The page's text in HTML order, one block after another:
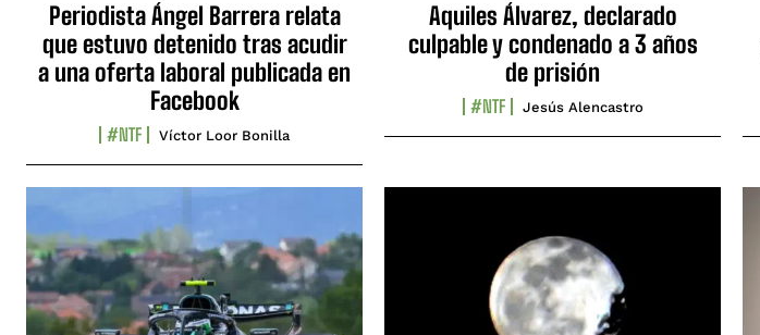
Periodista Ángel Barrera relata
que estuvo detenido tras acudir
a una oferta laboral publicada en
Facebook
#NTF Víctor Loor Bonilla
Aquiles Álvarez, declarado
culpable y condenado a 3 años
de prisión
#NTF Jesús Alencastro